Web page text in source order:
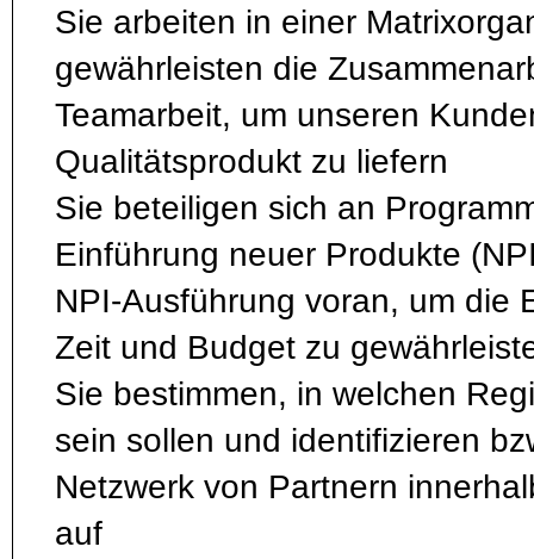
Sie arbeiten in einer
gewährleisten die
Teamarbeit, um unseren
Qualitätsprodukt zu liefern
Sie beteiligen sich an
Einführung neuer Produkte
NPI-Ausführung voran, um die
Zeit und Budget zu
Sie bestimmen, in welchen
sein sollen und identifizieren
Netzwerk von Partnern
auf